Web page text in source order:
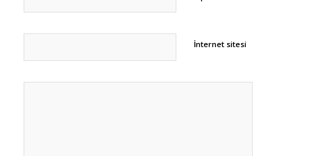
İnternet sitesi